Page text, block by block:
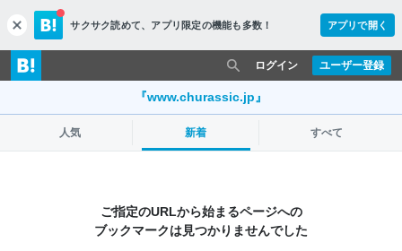
c
l
o
s
サクサク読めて、 アプリ限定の機能も多数！ アプリで開く
ユーザー登録
ログイン
『www.churassic.jp』
人気 新着 すべて
ご指定のURLから始まるページへの
ブックマークは見つかりませんでした